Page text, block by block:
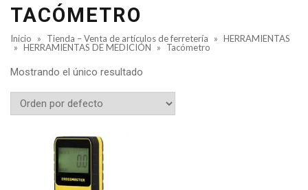
TACÓMETRO
Inicio » Tienda – Venta de artículos de ferretería » HERRAMIENTAS
» HERRAMIENTAS DE MEDICIÓN » Tacómetro
Mostrando el único resultado